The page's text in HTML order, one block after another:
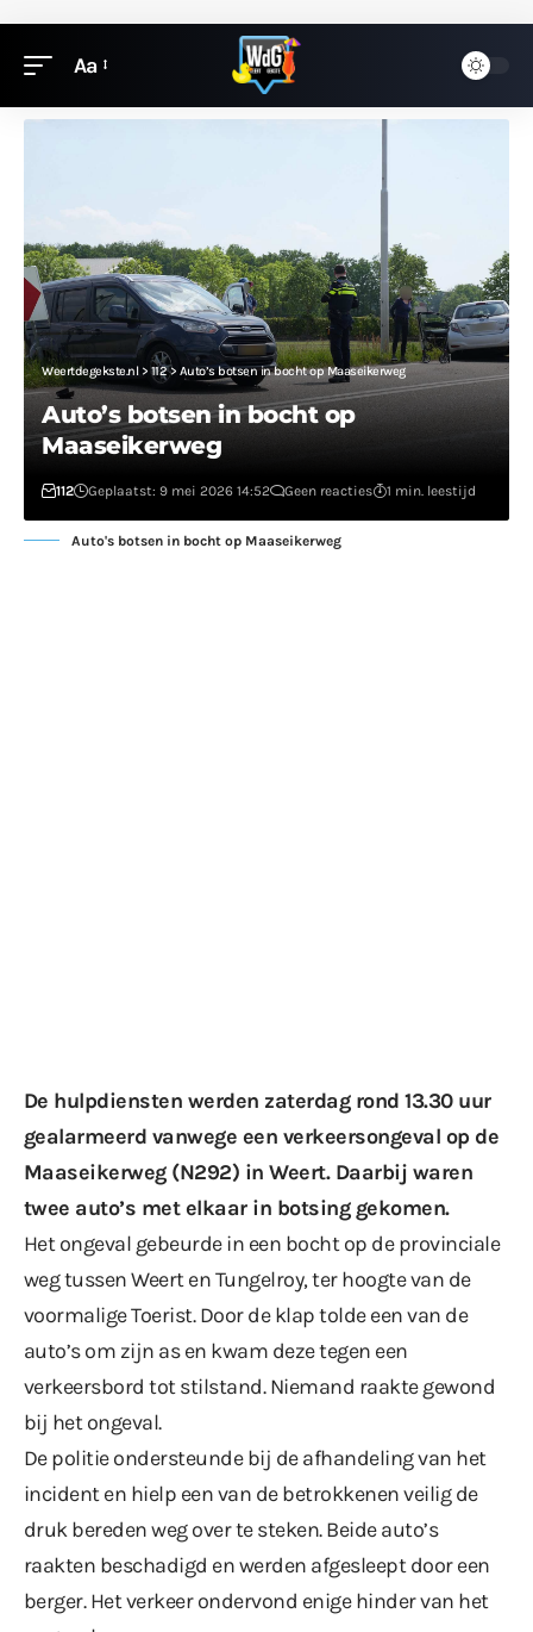
Aa
Weertdegekste.nl> 112> Auto’s botsen in bocht op Maaseikerweg
Auto’s botsen in bocht op
Maaseikerweg
112 Geplaatst: 9 mei 2026 14:52 Geen reacties 1 min. leestijd
Auto's botsen in bocht op Maaseikerweg
De hulpdiensten werden zaterdag rond 13.30 uur
gealarmeerd vanwege een verkeersongeval op de
Maaseikerweg (N292) in Weert. Daarbij waren
twee auto’s met elkaar in botsing gekomen.
Het ongeval gebeurde in een bocht op de provinciale
weg tussen Weert en Tungelroy, ter hoogte van de
voormalige Toerist. Door de klap tolde een van de
auto’s om zijn as en kwam deze tegen een
verkeersbord tot stilstand. Niemand raakte gewond
bij het ongeval.
De politie ondersteunde bij de afhandeling van het
incident en hielp een van de betrokkenen veilig de
druk bereden weg over te steken. Beide auto’s
raakten beschadigd en werden afgesleept door een
berger. Het verkeer ondervond enige hinder van het